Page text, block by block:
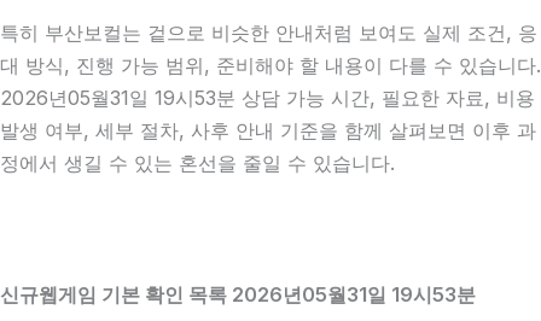
특히 부산보컬는 겉으로 비슷한 안내처럼 보여도 실제 조건, 응
대 방식, 진행 가능 범위, 준비해야 할 내용이 다를 수 있습니다.
2026년05월31일 19시53분 상담 가능 시간, 필요한 자료, 비용
발생 여부, 세부 절차, 사후 안내 기준을 함께 살펴보면 이후 과
정에서 생길 수 있는 혼선을 줄일 수 있습니다.
신규웹게임 기본 확인 목록 2026년05월31일 19시53분